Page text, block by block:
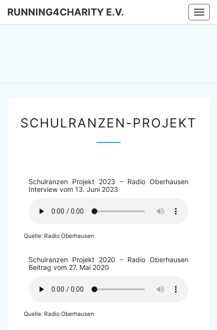
RUNNING4CHARITY E.V.
SCHULRANZEN-PROJEKT
Schulranzen Projekt 2023 – Radio Oberhausen
Interview vom 13. Juni 2023
Quelle: Radio Oberhausen
Schulranzen Projekt 2020 – Radio Oberhausen
Beitrag vom 27. Mai 2020
Quelle: Radio Oberhausen